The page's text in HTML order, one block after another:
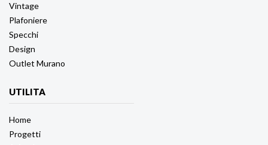
Vintage
Plafoniere
Specchi
Design
Outlet Murano
UTILITA
Home
Progetti